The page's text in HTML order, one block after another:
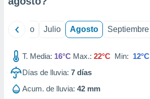
mediante
publicidad
Junio Julio Agosto Septiembre
T. Media: 16°C Max.: 22°C Min: 12°C
Días de lluvia: 7 días
Acum. de lluvia: 42 mm